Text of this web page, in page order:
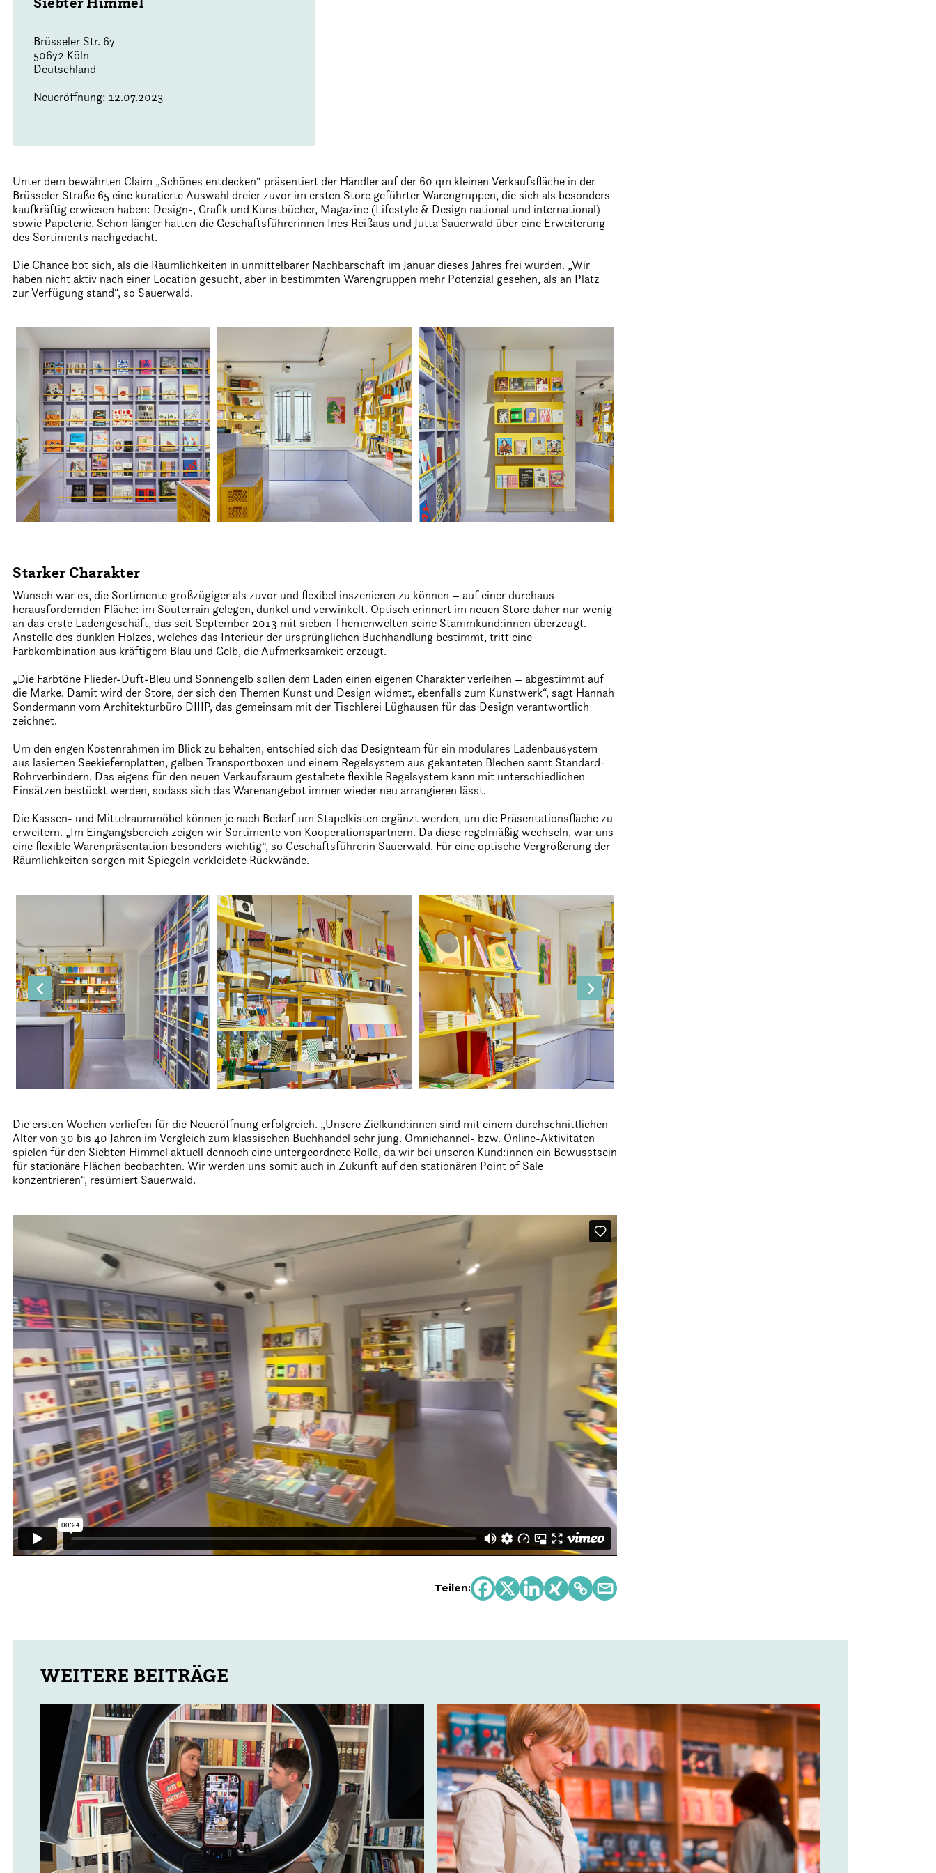
Brüsseler Str. 67
50672 Köln
Deutschland
Neueröffnung: 12.07.2023
Unter dem bewährten Claim „Schönes entdecken“ präsentiert der Händler auf der 60 qm kleinen Verkaufsfläche in der
Brüsseler Straße 65 eine kuratierte Auswahl dreier zuvor im ersten Store geführter Warengruppen, die sich als besonders
kaufkräftig erwiesen haben: Design-, Grafik und Kunstbücher, Magazine (Lifestyle & Design national und international)
sowie Papeterie. Schon länger hatten die Geschäftsführerinnen Ines Reißaus und Jutta Sauerwald über eine Erweiterung
des Sortiments nachgedacht.
Die Chance bot sich, als die Räumlichkeiten in unmittelbarer Nachbarschaft im Januar dieses Jahres frei wurden. „Wir
haben nicht aktiv nach einer Location gesucht, aber in bestimmten Warengruppen mehr Potenzial gesehen, als an Platz
zur Verfügung stand“, so Sauerwald.
Starker Charakter
Wunsch war es, die Sortimente großzügiger als zuvor und flexibel inszenieren zu können – auf einer durchaus
herausfordernden Fläche: im Souterrain gelegen, dunkel und verwinkelt. Optisch erinnert im neuen Store daher nur wenig
an das erste Ladengeschäft, das seit September 2013 mit sieben Themenwelten seine Stammkund:innen überzeugt.
Anstelle des dunklen Holzes, welches das Interieur der ursprünglichen Buchhandlung bestimmt, tritt eine
Farbkombination aus kräftigem Blau und Gelb, die Aufmerksamkeit erzeugt.
„Die Farbtöne Flieder-Duft-Bleu und Sonnengelb sollen dem Laden einen eigenen Charakter verleihen – abgestimmt auf
die Marke. Damit wird der Store, der sich den Themen Kunst und Design widmet, ebenfalls zum Kunstwerk“, sagt Hannah
Sondermann vom Architekturbüro DIIIP, das gemeinsam mit der Tischlerei Lüghausen für das Design verantwortlich
zeichnet.
Um den engen Kostenrahmen im Blick zu behalten, entschied sich das Designteam für ein modulares Ladenbausystem
aus lasierten Seekiefernplatten, gelben Transportboxen und einem Regelsystem aus gekanteten Blechen samt Standard-
Rohrverbindern. Das eigens für den neuen Verkaufsraum gestaltete flexible Regelsystem kann mit unterschiedlichen
Einsätzen bestückt werden, sodass sich das Warenangebot immer wieder neu arrangieren lässt.
Die Kassen- und Mittelraummöbel können je nach Bedarf um Stapelkisten ergänzt werden, um die Präsentationsfläche zu
erweitern. „Im Eingangsbereich zeigen wir Sortimente von Kooperationspartnern. Da diese regelmäßig wechseln, war uns
eine flexible Warenpräsentation besonders wichtig“, so Geschäftsführerin Sauerwald. Für eine optische Vergrößerung der
Räumlichkeiten sorgen mit Spiegeln verkleidete Rückwände.
Die ersten Wochen verliefen für die Neueröffnung erfolgreich. „Unsere Zielkund:innen sind mit einem durchschnittlichen
Alter von 30 bis 40 Jahren im Vergleich zum klassischen Buchhandel sehr jung. Omnichannel- bzw. Online-Aktivitäten
spielen für den Siebten Himmel aktuell dennoch eine untergeordnete Rolle, da wir bei unseren Kund:innen ein Bewusstsein
für stationäre Flächen beobachten. Wir werden uns somit auch in Zukunft auf den stationären Point of Sale
konzentrieren“, resümiert Sauerwald.
Teilen: